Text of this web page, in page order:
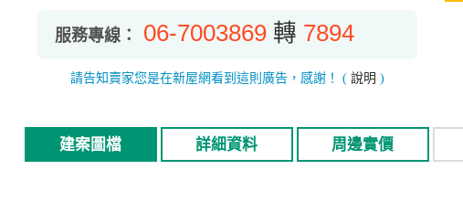
服務專線： 06-7003869 轉 7894
請告知賣家您是在新屋網看到這則廣告，感謝！ ( 說明 )
建案圖檔 詳細資料 周邊實價